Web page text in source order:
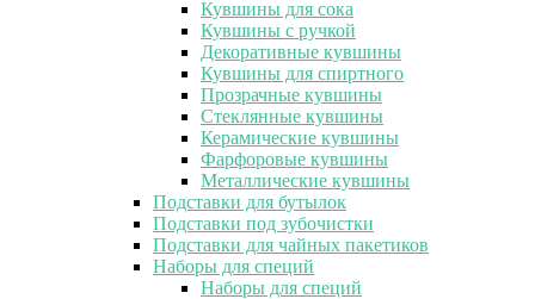
Кувшины для сока
Кувшины с ручкой
Декоративные кувшины
Кувшины для спиртного
Прозрачные кувшины
Стеклянные кувшины
Керамические кувшины
Фарфоровые кувшины
Металлические кувшины
Подставки для бутылок
Подставки под зубочистки
Подставки для чайных пакетиков
Наборы для специй
Наборы для специй